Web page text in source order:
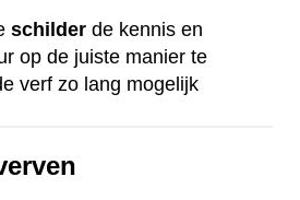
schilder de kennis en
op de juiste manier te
verf zo lang mogelijk